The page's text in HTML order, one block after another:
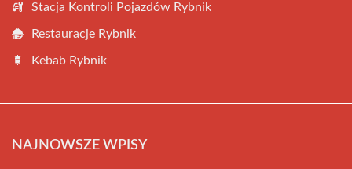
Stacja Kontroli Pojazdów Rybnik
Restauracje Rybnik
Kebab Rybnik
NAJNOWSZE WPISY